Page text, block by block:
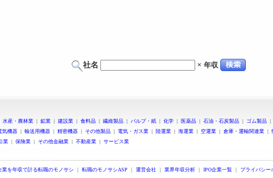
社名 × 年収
水産・農林業 | 鉱業 | 建設業 | 食料品 | 繊維製品 | パルプ・紙 | 化学 | 医薬品 | 石油・石炭製品 | ゴム製品
気機器 | 輸送用機器 | 精密機器 | その他製品 | 電気・ガス業 | 陸運業 | 海運業 | 空運業 | 倉庫・運輸関連業 |
業 | 保険業 | その他金融業 | 不動産業 | サービス業
業を年収で計る転職のモノサシ ｜ 転職のモノサシASP ｜ 運営会社 ｜ 業界年収分析 ｜ IPO企業一覧 ｜ プライバシー